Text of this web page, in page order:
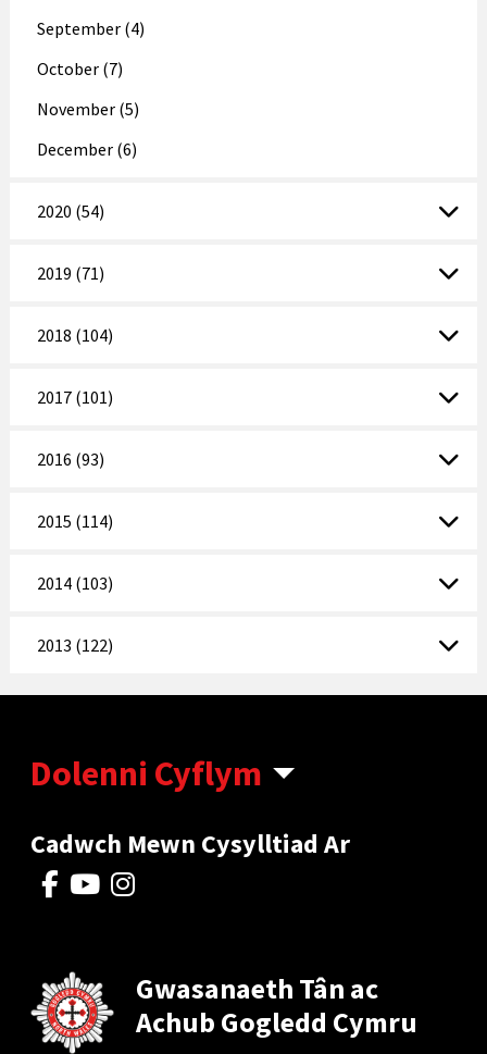
September (4)
October (7)
November (5)
December (6)
2020 (54)
2019 (71)
2018 (104)
2017 (101)
2016 (93)
2015 (114)
2014 (103)
2013 (122)
Dolenni Cyflym
Cadwch Mewn Cysylltiad Ar
Gwasanaeth Tân ac
Achub Gogledd Cymru